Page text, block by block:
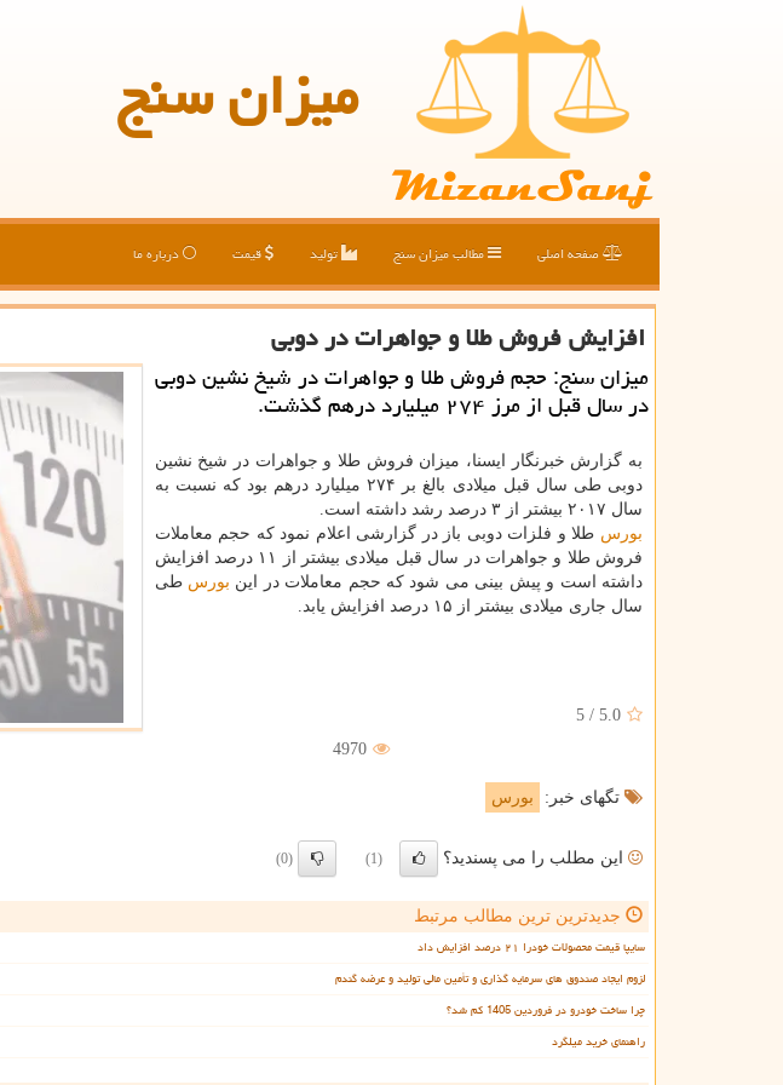
میزان سنج
صفحه اصلی مطالب میزان سنج تولید قیمت درباره ما
افزایش فروش طلا و جواهرات در دوبی
میزان سنج: حجم فروش طلا و جواهرات در شیخ نشین دوبی
در سال قبل از مرز ۲۷۴ میلیارد درهم گذشت.
به گزارش خبرنگار ایسنا، میزان فروش طلا و جواهرات در شیخ نشین
دوبی طی سال قبل میلادی بالغ بر ۲۷۴ میلیارد درهم بود كه نسبت به
سال ۲۰۱۷ بیشتر از ۳ درصد رشد داشته است.
بورس طلا و فلزات دوبی باز در گزارشی اعلام نمود كه حجم معاملات
فروش طلا و جواهرات در سال قبل میلادی بیشتر از ۱۱ درصد افزایش
داشته است و پیش بینی می شود كه حجم معاملات در این بورس طی
سال جاری میلادی بیشتر از ۱۵ درصد افزایش یابد.
5.0
/
5
4970
تگهای خبر: بورس
این مطلب را می پسندید؟ (1)
(0)
جدیدترین ترین مطالب مرتبط
سایپا قیمت محصولات خودرا ۲۱ درصد افزایش داد
لزوم ایجاد صندوق های سرمایه گذاری و تأمین مالی تولید و عرضه گندم
چرا ساخت خودرو در فروردین 1405 کم شد؟
راهنمای خرید میلگرد